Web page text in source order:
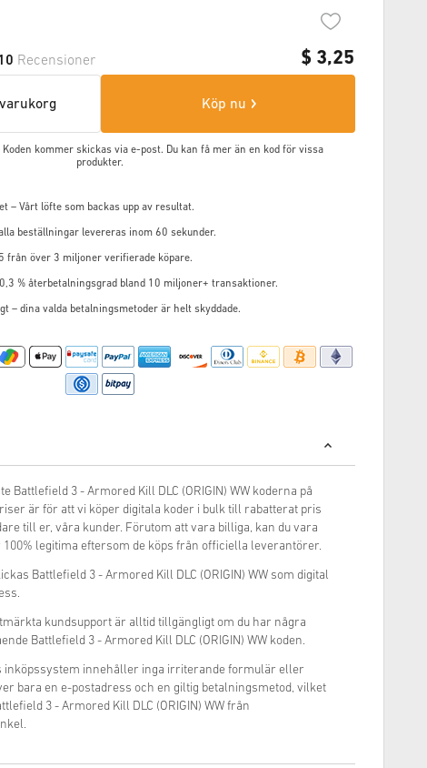
$ 3,25
10 Recensioner
Köp nu
kommer skickas via e-post. Du kan få mer än en kod för vissa
produkter.
– Vårt löfte som backas upp av resultat.
beställningar levereras inom 60 sekunder.
från över 3 miljoner verifierade köpare.
% återbetalningsgrad bland 10 miljoner+ transaktioner.
– dina valda betalningsmetoder är helt skyddade.
Battlefield 3 - Armored Kill DLC (ORIGIN) WW koderna på
är för att vi köper digitala koder i bulk till rabatterat pris
till er, våra kunder. Förutom att vara billiga, kan du vara
legitima eftersom de köps från officiella leverantörer.
Battlefield 3 - Armored Kill DLC (ORIGIN) WW som digital
kundsupport är alltid tillgängligt om du har några
Battlefield 3 - Armored Kill DLC (ORIGIN) WW koden.
inköpssystem innehåller inga irriterande formulär eller
bara en e-postadress och en giltig betalningsmetod, vilket
3 - Armored Kill DLC (ORIGIN) WW från